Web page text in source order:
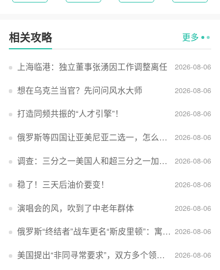
相关攻略 更多
2026-08-06
上海临港：独立董事张湧因工作调整离任
2026-08-06
想在乌克兰当官？先问问风水大师
2026-08-06
打造同频共振的“人才引擎”！
2026-08-06
俄罗斯等四国让亚美尼亚二选一，怎么回事？
2026-08-06
调查：三分之一美国人和超三分之一加拿大人感到经济压力
2026-08-06
稳了！三天后油价要变！
2026-08-06
演唱会的风，吹到了中老年群体
2026-08-06
俄罗斯“终结者”战车更名“斯皮里顿”：寓意强大可靠，彰显俄精神力量
2026-08-06
美国提出“非同寻常要求”，双方多个领域分歧依旧，印美贸易谈判进入“关键阶段”